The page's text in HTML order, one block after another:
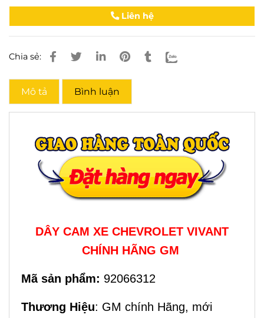
Liên hệ
Chia sẻ:
Mô tả Bình luận
DÂY CAM XE CHEVROLET VIVANT
CHÍNH HÃNG GM
Mã sản phẩm: 92066312
Thương Hiệu: GM chính Hãng, mới